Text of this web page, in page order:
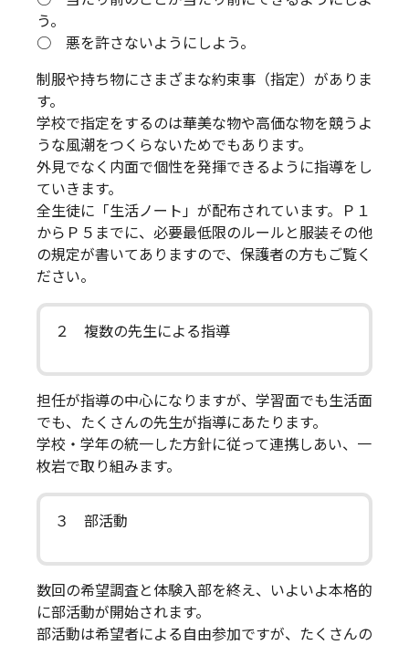
う。
○ 悪を許さないようにしよう。
制服や持ち物にさまざまな約束事（指定）がありま
す。
学校で指定をするのは華美な物や高価な物を競うよ
うな風潮をつくらないためでもあります。
外見でなく内面で個性を発揮できるように指導をし
ていきます。
全生徒に「生活ノート」が配布されています。Ｐ１
からＰ５までに、必要最低限のルールと服装その他
の規定が書いてありますので、保護者の方もご覧く
ださい。
２ 複数の先生による指導
担任が指導の中心になりますが、学習面でも生活面
でも、たくさんの先生が指導にあたります。
学校・学年の統一した方針に従って連携しあい、一
枚岩で取り組みます。
３ 部活動
数回の希望調査と体験入部を終え、いよいよ本格的
に部活動が開始されます。
部活動は希望者による自由参加ですが、たくさんの